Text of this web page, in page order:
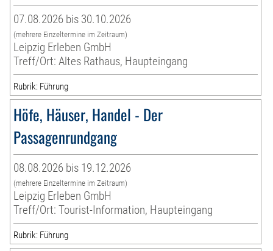
07.08.2026 bis 30.10.2026
(mehrere Einzeltermine im Zeitraum)
Leipzig Erleben GmbH
Treff/Ort: Altes Rathaus, Haupteingang
Rubrik: Führung
Höfe, Häuser, Handel - Der
Passagenrundgang
08.08.2026 bis 19.12.2026
(mehrere Einzeltermine im Zeitraum)
Leipzig Erleben GmbH
Treff/Ort: Tourist-Information, Haupteingang
Rubrik: Führung